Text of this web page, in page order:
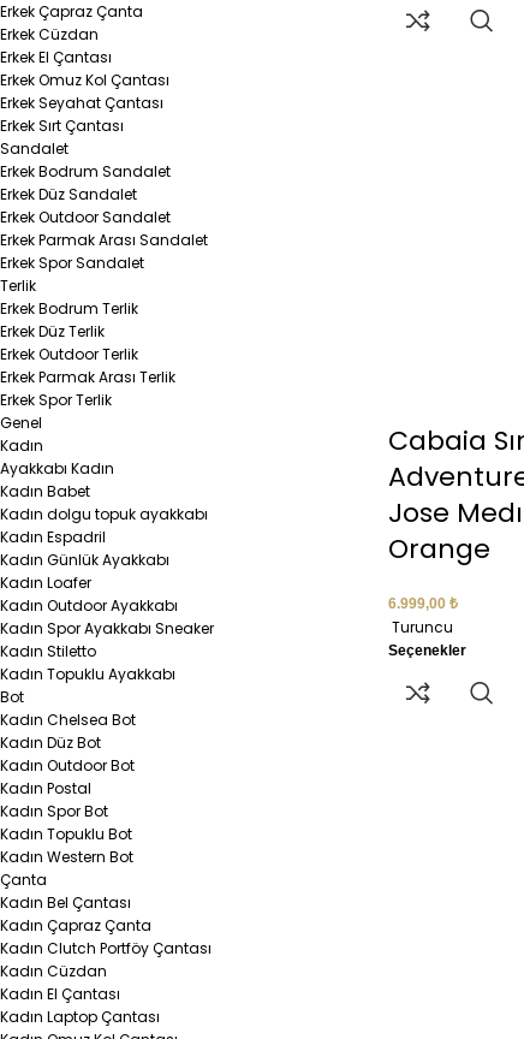
Erkek Çapraz Çanta
Erkek Cüzdan
Erkek El Çantası
Erkek Omuz Kol Çantası
Erkek Seyahat Çantası
Erkek Sırt Çantası
Sandalet
Erkek Bodrum Sandalet
Erkek Düz Sandalet
Erkek Outdoor Sandalet
Erkek Parmak Arası Sandalet
Erkek Spor Sandalet
Terlik
Erkek Bodrum Terlik
Erkek Düz Terlik
Erkek Outdoor Terlik
Erkek Parmak Arası Terlik
Erkek Spor Terlik
Genel
Kadın
Ayakkabı Kadın
Kadın Babet
Kadın dolgu topuk ayakkabı
Kadın Espadril
Kadın Günlük Ayakkabı
Kadın Loafer
Kadın Outdoor Ayakkabı
Kadın Spor Ayakkabı Sneaker
Kadın Stiletto
Kadın Topuklu Ayakkabı
Bot
Kadın Chelsea Bot
Kadın Düz Bot
Kadın Outdoor Bot
Kadın Postal
Kadın Spor Bot
Kadın Topuklu Bot
Kadın Western Bot
Çanta
Kadın Bel Çantası
Kadın Çapraz Çanta
Kadın Clutch Portföy Çantası
Kadın Cüzdan
Kadın El Çantası
Kadın Laptop Çantası
Cabaia
Jose
Orange
6.999,00 ₺
Turuncu
Seçenekler